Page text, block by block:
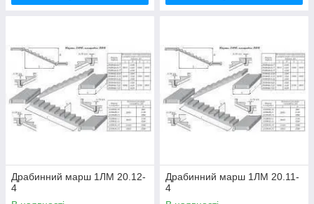
Драбинний марш 1ЛМ 20.12-
4
Драбинний марш 1ЛМ 20.11-
4